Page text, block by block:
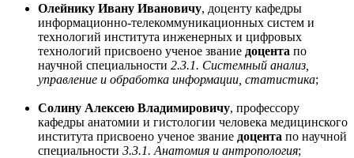
Олейнику Ивану Ивановичу, доценту кафедры
информационно-телекоммуникационных систем и
технологий института инженерных и цифровых
технологий присвоено ученое звание доцента по
научной специальности 2.3.1. Системный анализ,
управление и обработка информации, статистика;
Солину Алексею Владимировичу, профессору
кафедры анатомии и гистологии человека медицинского
института присвоено ученое звание доцента по научной
специальности 3.3.1. Анатомия и антропология;